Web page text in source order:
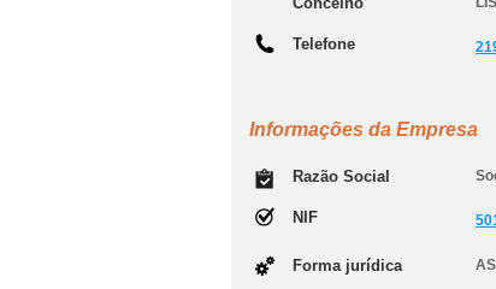
Telefone
Informações da Empresa
Razão Social
NIF
Forma jurídica